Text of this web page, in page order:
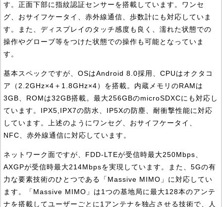
す。正面下部に指紋認証センサーを搭載しています。ワンセ
グ、おサイフケータイ、赤外線通信、歩数計にも対応していま
す。また、ディスプレイのタッチ感度も良く、濡れた状態での
操作やグローブ等をつけた状態での操作も可能となっていま
す。
基本スペックですが、OSはAndroid 8.0採用、CPUはオクタコ
ア（2.2GHz×4＋1.8GHz×4）を搭載。内蔵メモリのRAMは
3GB、ROMは32GB搭載。最大256GBのmicroSDXCにも対応し
ています。IPX5,IPX7の防水、IP5Xの防塵、耐衝撃性能に対応
しています。上述のようにワンセグ、おサイフケータイ、
NFC、赤外線通信に対応しています。
ネットワーク面ですが、FDD-LTEが受信時最大250Mbps、
AXGPが受信時最大214Mbpsを実現しています。また、5Gの有
力な要素技術のひとつである「Massive MIMO」に対応してい
ます。「Massive MIMO」は1つの基地局に最大128本のアンテ
ナを搭載してユーザーごとに1アンテナを独占させる技術で、人